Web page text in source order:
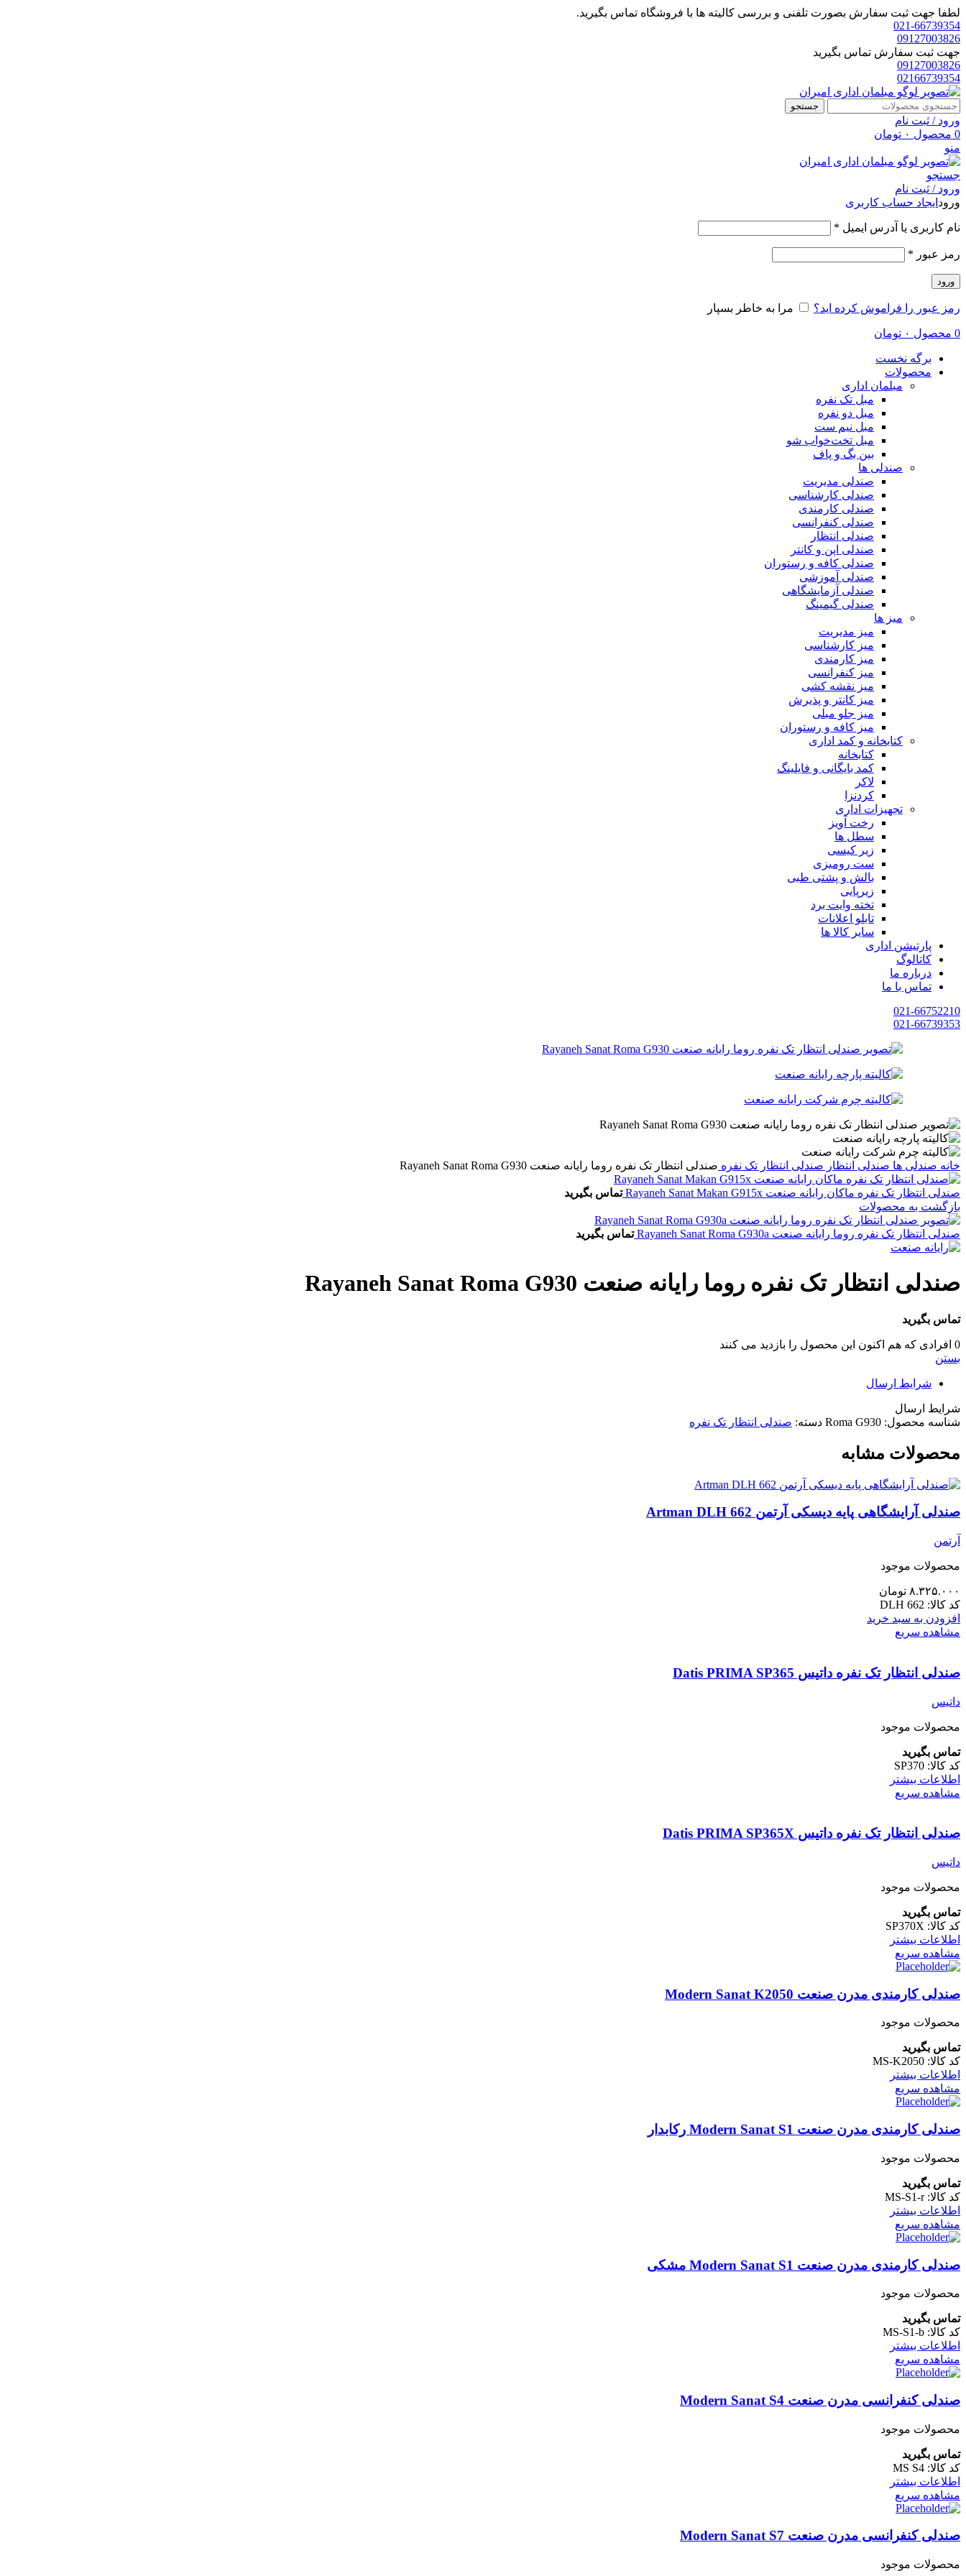
لطفا جهت ثبت سفارش بصورت تلفنی و بررسی کالیته ها با فروشگاه تماس بگیرید.
021-66739354
09127003826
جهت ثبت سفارش تماس بگیرید
09127003826
02166739354
جستجو
ورود / ثبت نام
0 محصول ۰ تومان
منو
جستجو
ورود / ثبت نام
ورود ایجاد حساب کاربری
نام کاربری یا آدرس ایمیل *
رمز عبور *
ورود
رمز عبور را فراموش کرده اید؟ مرا به خاطر بسپار
0 محصول ۰ تومان
برگه نخست
محصولات
مبلمان اداری
مبل تک نفره
مبل دو نفره
مبل نیم ست
مبل تخت‌خواب شو
بین بگ و پاف
صندلی ها
صندلی مدیریت
صندلی کارشناسی
صندلی کارمندی
صندلی کنفرانسی
صندلی انتظار
صندلی اپن و کانتر
صندلی کافه و رستوران
صندلی آموزشی
صندلی آزمایشگاهی
صندلی گیمینگ
میز ها
میز مدیریت
میز کارشناسی
میز کارمندی
میز کنفرانسی
میز نقشه کشی
میز کانتر و پذیرش
میز جلو مبلی
میز کافه و رستوران
کتابخانه و کمد اداری
کتابخانه
کمد بایگانی و فایلینگ
لاکر
کردنزا
تجهیزات اداری
رخت آویز
سطل ها
زیر کیسی
ست رومیزی
بالش و پشتی طبی
زیرپایی
تخته وایت برد
تابلو اعلانات
سایر کالا ها
پارتیشن اداری
کاتالوگ
درباره ما
تماس با ما
021-66752210
021-66739353
خانه صندلی ها صندلی انتظار صندلی انتظار تک نفره صندلی انتظار تک نفره روما رایانه صنعت Rayaneh Sanat Roma G930
صندلی انتظار تک نفره ماکان رایانه صنعت Rayaneh Sanat Makan G915x
تماس بگیرید
بازگشت به محصولات
صندلی انتظار تک نفره روما رایانه صنعت Rayaneh Sanat Roma G930a تماس بگیرید
صندلی انتظار تک نفره روما رایانه صنعت Rayaneh Sanat Roma G930
تماس بگیرید
0 افرادی که هم اکنون این محصول را بازدید می کنند
بستن
شرایط ارسال
شرایط ارسال
شناسه محصول: Roma G930 دسته: صندلی انتظار تک نفره
محصولات مشابه
صندلی آرایشگاهی پایه دیسکی آرتمن Artman DLH 662
آرتمن
محصولات موجود
۸.۳۲۵.۰۰۰ تومان
کد کالا: DLH 662
افزودن به سبد خرید
مشاهده سریع
‌صندلی انتظار تک نفره داتیس Datis PRIMA SP365
داتیس
محصولات موجود
تماس بگیرید
کد کالا: SP370
اطلاعات بیشتر
مشاهده سریع
‌صندلی انتظار تک نفره داتیس Datis PRIMA SP365X
داتیس
محصولات موجود
تماس بگیرید
کد کالا: SP370X
اطلاعات بیشتر
مشاهده سریع
صندلی کارمندی مدرن صنعت Modern Sanat K2050
محصولات موجود
تماس بگیرید
کد کالا: MS-K2050
اطلاعات بیشتر
مشاهده سریع
صندلی کارمندی مدرن صنعت Modern Sanat S1 رکابدار
محصولات موجود
تماس بگیرید
کد کالا:MS-S1-r
اطلاعات بیشتر
مشاهده سریع
صندلی کارمندی مدرن صنعت Modern Sanat S1 مشکی
محصولات موجود
تماس بگیرید
کد کالا: MS-S1-b
اطلاعات بیشتر
مشاهده سریع
صندلی کنفرانسی مدرن صنعت Modern Sanat S4
محصولات موجود
تماس بگیرید
کد کالا: MS S4
اطلاعات بیشتر
مشاهده سریع
صندلی کنفرانسی مدرن صنعت Modern Sanat S7
محصولات موجود